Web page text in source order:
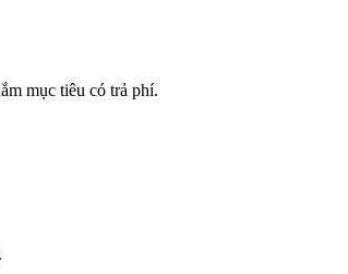
mục tiêu có trả phí.